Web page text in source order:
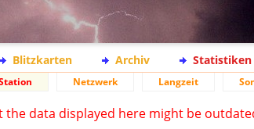
Blitzkarten Archiv Statistiken
Netzwerk Langzeit
the data displayed here might be